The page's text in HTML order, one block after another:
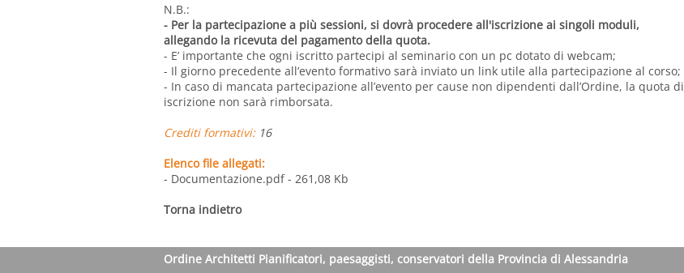
N.B.:
- Per la partecipazione a più sessioni, si dovrà procedere all'iscrizione ai singoli moduli,
allegando la ricevuta del pagamento della quota.
- E’ importante che ogni iscritto partecipi al seminario con un pc dotato di webcam;
- Il giorno precedente all’evento formativo sarà inviato un link utile alla partecipazione al corso;
- In caso di mancata partecipazione all’evento per cause non dipendenti dall’Ordine, la quota di
iscrizione non sarà rimborsata.
Crediti formativi:16
Elenco file allegati:
- Documentazione.pdf- 261,08 Kb
Torna indietro
Ordine Architetti Pianificatori, paesaggisti, conservatori della Provincia di Alessandria